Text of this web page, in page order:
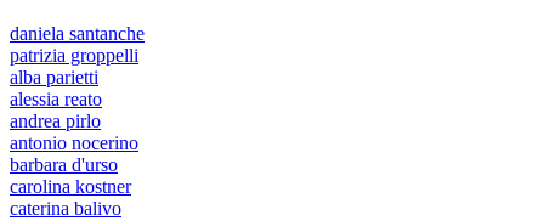
daniela santanche
patrizia groppelli
alba parietti
alessia reato
andrea pirlo
antonio nocerino
barbara d'urso
carolina kostner
caterina balivo